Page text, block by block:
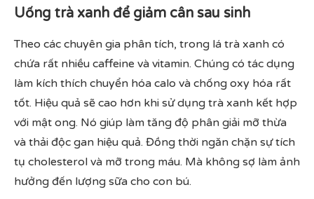
Uống trà xanh để giảm cân sau sinh
Theo các chuyên gia phân tích, trong lá trà xanh có
chứa rất nhiều caffeine và vitamin. Chúng có tác dụng
làm kích thích chuyển hóa calo và chống oxy hóa rất
tốt. Hiệu quả sẽ cao hơn khi sử dụng trà xanh kết hợp
với mật ong. Nó giúp làm tăng độ phân giải mỡ thừa
và thải độc gan hiệu quả. Đồng thời ngăn chặn sự tích
tụ cholesterol và mỡ trong máu. Mà không sợ làm ảnh
hưởng đến lượng sữa cho con bú.